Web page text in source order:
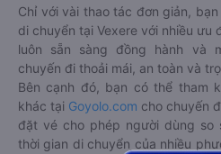
Chỉ với vài thao tác đơn giản,
di chuyển tại Vexere với nhiều ưu
luôn sẵn sàng đồng hành và
chuyến đi thoải mái, an toàn và
Bên cạnh đó, bạn có thể tham
khác tại Goyolo.com cho chuyến
đặt vé cho phép người dùng so
thời gian di chuyển của nhiều